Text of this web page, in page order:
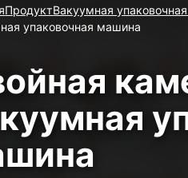
ПродуктВакуумная
упаковочная машина